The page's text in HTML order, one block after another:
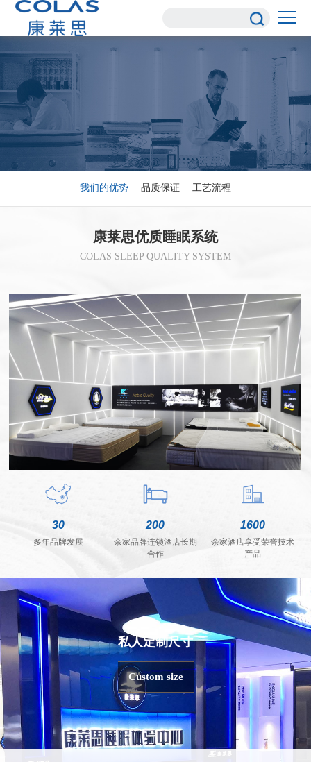
我们的优势 品质保证 工艺流程
康莱思优质睡眠系统
COLAS SLEEP QUALITY SYSTEM
30
多年品牌发展
200
余家品牌连锁酒店长期
合作
1600
余家酒店享受荣誉技术
产品
私人定制尺寸
Custom size